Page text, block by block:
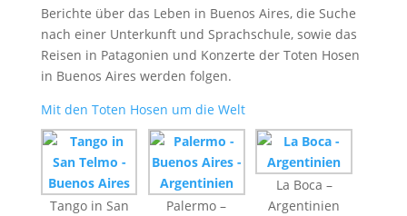
Berichte über das Leben in Buenos Aires, die Suche
nach einer Unterkunft und Sprachschule, sowie das
Reisen in Patagonien und Konzerte der Toten Hosen
in Buenos Aires werden folgen.
Mit den Toten Hosen um die Welt
Tango in San
Palermo –
La Boca –
Argentinien